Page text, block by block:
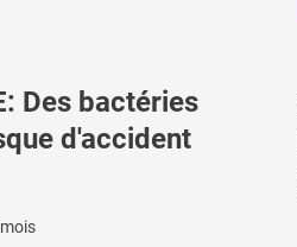
Des bactéries
d'accident